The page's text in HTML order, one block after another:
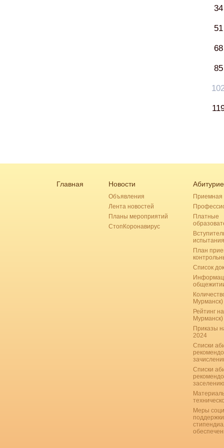
34
51
68
85
Главная Новости
Объявления
Лента новостей
Планы мероприятий
СтопКоронавирус
Приемная
Платные
испытания
План
Список
Мурманск)
Рейтинг
Мурманск)
Приказы
2024
Списки
Списки
Меры